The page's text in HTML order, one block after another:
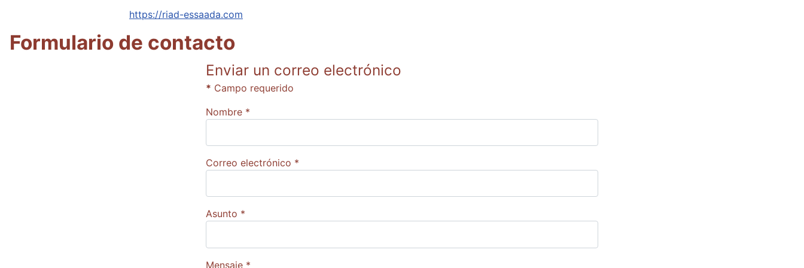
Sitio web:
https://riad-essaada.com
Formulario de contacto
Enviar un correo electrónico
* Campo requerido
Nombre *
Correo electrónico *
Asunto *
Mensaje *